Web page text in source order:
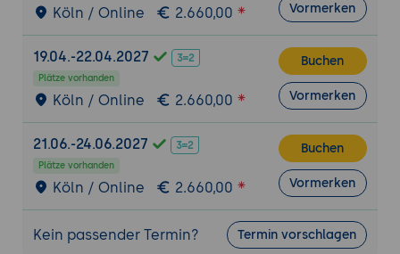
Köln / Online 2.660,00 Vormerken
19.04.-22.04.2027
Plätze vorhanden
Köln / Online 2.660,00
Buchen
Vormerken
21.06.-24.06.2027
Plätze vorhanden
Köln / Online 2.660,00
Buchen
Vormerken
Kein passender Termin? Termin vorschlagen